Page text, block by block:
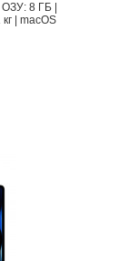
8 ГБ |
| macOS